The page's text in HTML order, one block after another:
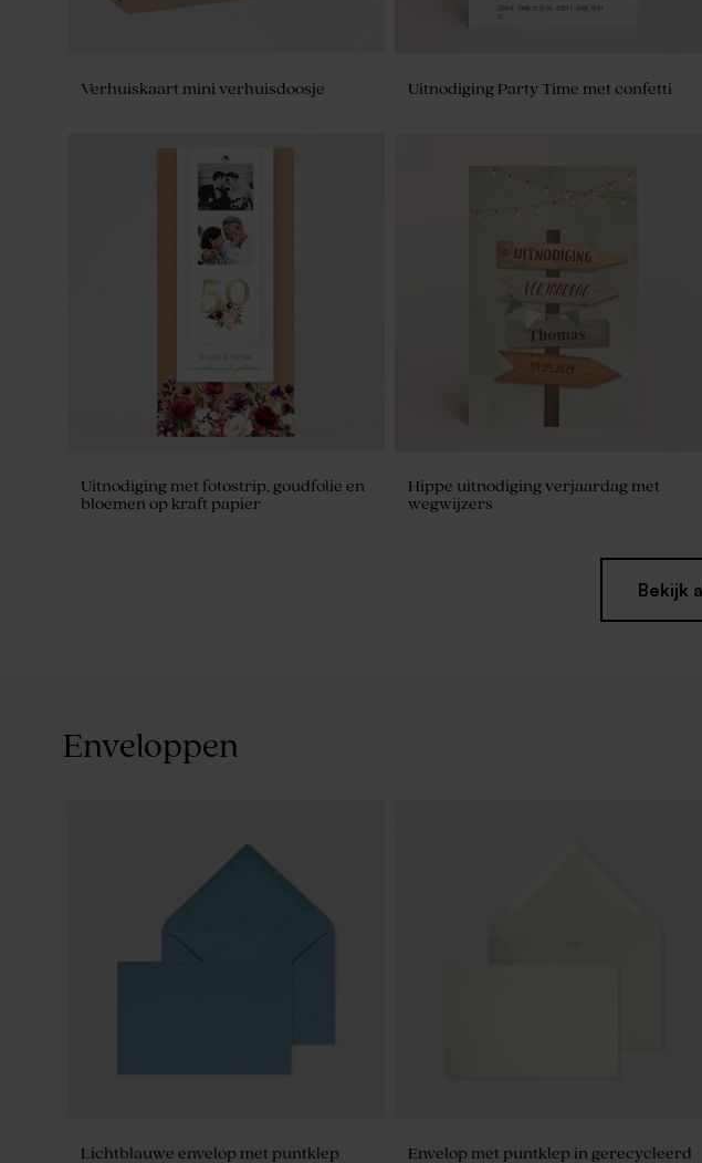
Biologische bloembommetjes geel per
Ambachtelijk rond zeepje wit met
Verhuiskaart mini verhuisdoosje Uitnodiging Party Time met confetti
Uitnodiging met fotostrip, goudfolie en
bloemen op kraft papier
Hippe uitnodiging verjaardag met
wegwijzers
Bekijk
Enveloppen
Lichtblauwe envelop met puntklep
Envelop met puntklep in gerecycleerd